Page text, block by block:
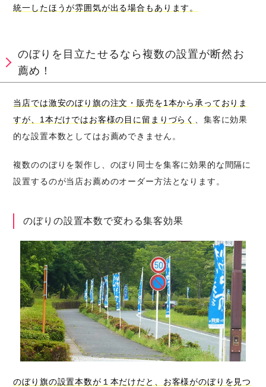
統一したほうが雰囲気が出る場合もあります。
のぼりを目立たせるなら複数の設置が断然お
薦め！
当店では激安のぼり旗の注文・販売を1本から承っておりま
すが、1本だけではお客様の目に留まりづらく 、集客に効果
的な設置本数としてはお薦めできません。
複数ののぼりを製作し、のぼり同士を集客に効果的な間隔に
設置するのが当店お薦めのオーダー方法となります。
のぼりの設置本数で変わる集客効果
のぼり旗の設置本数が１本だけだと、お客様がのぼりを見つ